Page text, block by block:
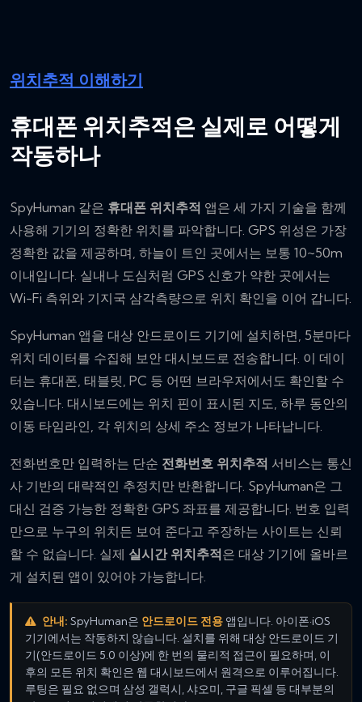
위치추적 이해하기
휴대폰 위치추적은 실제로 어떻게
작동하나
SpyHuman 같은 휴대폰 위치추적 앱은 세 가지 기술을 함께
사용해 기기의 정확한 위치를 파악합니다. GPS 위성은 가장
정확한 값을 제공하며, 하늘이 트인 곳에서는 보통 10~50m
이내입니다. 실내나 도심처럼 GPS 신호가 약한 곳에서는
Wi-Fi 측위와 기지국 삼각측량으로 위치 확인을 이어 갑니다.
SpyHuman 앱을 대상 안드로이드 기기에 설치하면, 5분마다
위치 데이터를 수집해 보안 대시보드로 전송합니다. 이 데이
터는 휴대폰, 태블릿, PC 등 어떤 브라우저에서도 확인할 수
있습니다. 대시보드에는 위치 핀이 표시된 지도, 하루 동안의
이동 타임라인, 각 위치의 상세 주소 정보가 나타납니다.
전화번호만 입력하는 단순 전화번호 위치추적 서비스는 통신
사 기반의 대략적인 추정치만 반환합니다. SpyHuman은 그
대신 검증 가능한 정확한 GPS 좌표를 제공합니다. 번호 입력
만으로 누구의 위치든 보여 준다고 주장하는 사이트는 신뢰
할 수 없습니다. 실제 실시간 위치추적은 대상 기기에 올바르
게 설치된 앱이 있어야 가능합니다.
안내: SpyHuman은 안드로이드 전용 앱입니다. 아이폰·iOS
기기에서는 작동하지 않습니다. 설치를 위해 대상 안드로이드 기
기(안드로이드 5.0 이상)에 한 번의 물리적 접근이 필요하며, 이
후의 모든 위치 확인은 웹 대시보드에서 원격으로 이루어집니다.
루팅은 필요 없으며 삼성 갤럭시, 샤오미, 구글 픽셀 등 대부분의